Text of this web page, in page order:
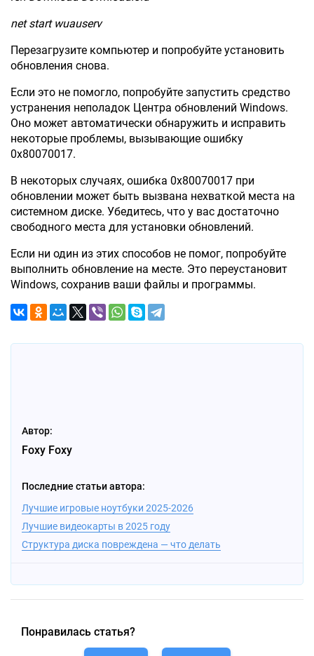
net start wuauserv
Перезагрузите компьютер и попробуйте установить
обновления снова.
Если это не помогло, попробуйте запустить средство
устранения неполадок Центра обновлений Windows.
Оно может автоматически обнаружить и исправить
некоторые проблемы, вызывающие ошибку
0x80070017.
В некоторых случаях, ошибка 0x80070017 при
обновлении может быть вызвана нехваткой места на
системном диске. Убедитесь, что у вас достаточно
свободного места для установки обновлений.
Если ни один из этих способов не помог, попробуйте
выполнить обновление на месте. Это переустановит
Windows, сохранив ваши файлы и программы.
Автор:
Foxy Foxy
Последние статьи автора:
Лучшие игровые ноутбуки 2025-2026
Лучшие видеокарты в 2025 году
Структура диска повреждена — что делать
Понравилась статья?